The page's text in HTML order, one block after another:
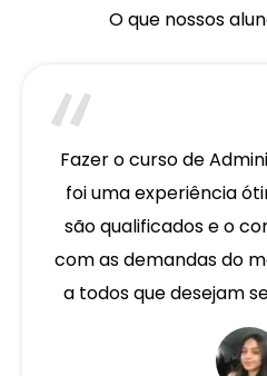
O que nossos
Fazer o curso de
foi uma experiência
são qualificados e o
com as demandas do
a todos que desejam